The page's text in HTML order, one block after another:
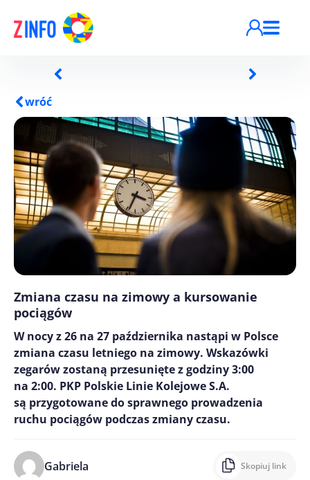
wróć
Zmiana czasu na zimowy a kursowanie
pociągów
W nocy z 26 na 27 października nastąpi w Polsce
zmiana czasu letniego na zimowy. Wskazówki
zegarów zostaną przesunięte z godziny 3:00
na 2:00. PKP Polskie Linie Kolejowe S.A.
są przygotowane do sprawnego prowadzenia
ruchu pociągów podczas zmiany czasu.
Gabriela Skopiuj link